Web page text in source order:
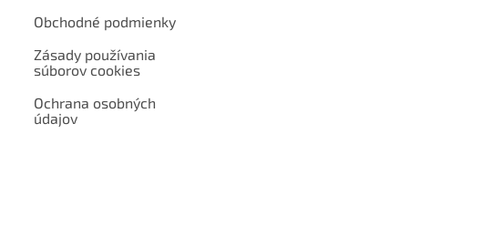
Obchodné podmienky
Zásady používania
súborov cookies
Ochrana osobných
údajov